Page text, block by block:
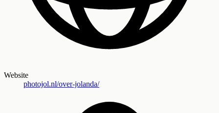
Website
photojol.nl/over-jolanda/